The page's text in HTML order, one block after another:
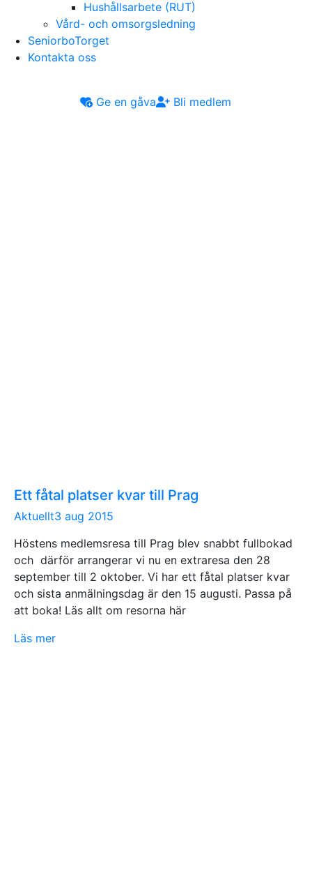
Hushållsarbete (RUT)
Vård- och omsorgsledning
SeniorboTorget
Kontakta oss
Ge en gåva Bli medlem
Ett fåtal platser kvar till Prag
Aktuellt3 aug 2015
Höstens medlemsresa till Prag blev snabbt fullbokad
och därför arrangerar vi nu en extraresa den 28
september till 2 oktober. Vi har ett fåtal platser kvar
och sista anmälningsdag är den 15 augusti. Passa på
att boka! Läs allt om resorna här
Läs mer